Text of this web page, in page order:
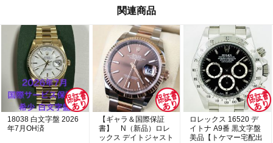
関連商品
18038 白文字盤 2026
年7月OH済
【ギャラ＆国際保証
書】 N（新品）ロレ
ックス デイトジャスト
ロレックス 16520 デ
イトナ A9番 黒文字盤
美品【トケマー宅配出